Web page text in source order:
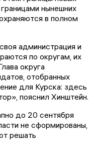
нынешних
в полном
администрация и
по округам, их
округа
отобранных
для Курска: здесь
пояснил Хинштейн.
до 20 сентября
не сформированы,
решать